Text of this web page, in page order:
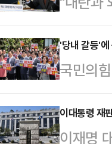
상 이 나
서 없었
한 전 대
꺼번에
다는) 것
을 둘러
하는 '형
우원식
회 사랑
'당내 갈등'
국민의
이 대통
다. 하지
에선 정
이대통령 재
이재명